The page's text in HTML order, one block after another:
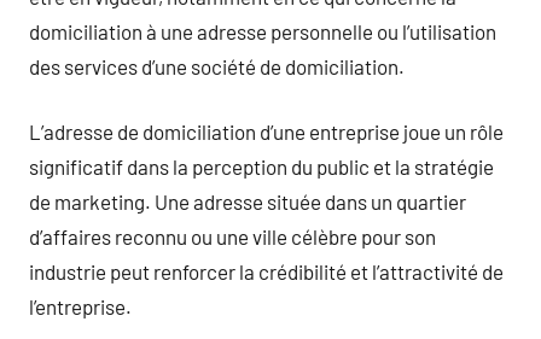
domiciliation à une adresse personnelle ou l’utilisation
des services d’une société de domiciliation.
L’adresse de domiciliation d’une entreprise joue un rôle
significatif dans la perception du public et la stratégie
de marketing. Une adresse située dans un quartier
d’affaires reconnu ou une ville célèbre pour son
industrie peut renforcer la crédibilité et l’attractivité de
l’entreprise.